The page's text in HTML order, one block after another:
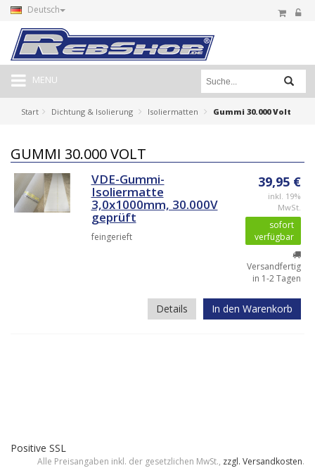
Deutsch
MENU
Start Dichtung & Isolierung Isoliermatten Gummi 30.000 Volt
GUMMI 30.000 VOLT
VDE-Gummi-
Isoliermatte
3,0x1000mm, 30.000V
geprüft
feingerieft
39,95 €
inkl. 19%
MwSt.
sofort
verfügbar
Versandfertig
in 1-2 Tagen
Details In den Warenkorb
Positive SSL
Alle Preisangaben inkl. der gesetzlichen MwSt., zzgl. Versandkosten.